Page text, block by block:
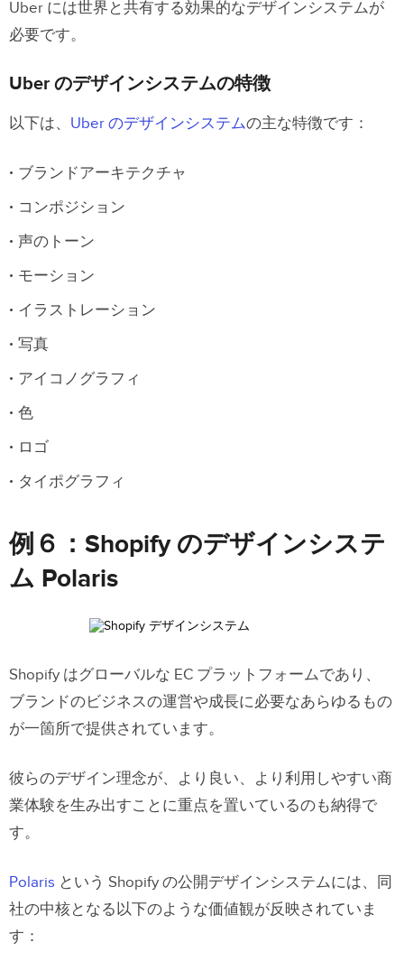
Uber には世界と共有する効果的なデザインシステムが
必要です。
Uber のデザインシステムの特徴
以下は、 Uber のデザインシステムの主な特徴です：
ブランドアーキテクチャ
コンポジション
声のトーン
モーション
イラストレーション
写真
アイコノグラフィ
色
ロゴ
タイポグラフィ
例６：Shopify のデザインシステ
ム Polaris
Shopify はグローバルな EC プラットフォームであり、
ブランドのビジネスの運営や成長に必要なあらゆるもの
が一箇所で提供されています。
彼らのデザイン理念が、より良い、より利用しやすい商
業体験を生み出すことに重点を置いているのも納得で
す。
Polaris という Shopify の公開デザインシステムには、同
社の中核となる以下のような価値観が反映されていま
す：